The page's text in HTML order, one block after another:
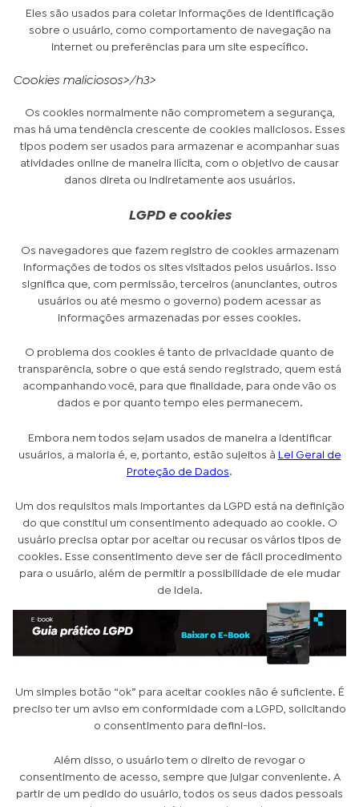
Eles são usados para coletar informações de identificação
sobre o usuário, como comportamento de navegação na
internet ou preferências para um site específico.
Cookies maliciosos>/h3>
Os cookies normalmente não comprometem a segurança,
mas há uma tendência crescente de cookies maliciosos. Esses
tipos podem ser usados para armazenar e acompanhar suas
atividades online de maneira ilícita, com o objetivo de causar
danos direta ou indiretamente aos usuários.
LGPD e cookies
Os navegadores que fazem registro de cookies armazenam
informações de todos os sites visitados pelos usuários. Isso
significa que, com permissão, terceiros (anunciantes, outros
usuários ou até mesmo o governo) podem acessar as
informações armazenadas por esses cookies.
O problema dos cookies é tanto de privacidade quanto de
transparência, sobre o que está sendo registrado, quem está
acompanhando você, para que finalidade, para onde vão os
dados e por quanto tempo eles permanecem.
Embora nem todos sejam usados de maneira a identificar
usuários, a maioria é, e, portanto, estão sujeitos à
Lei Geral de
Proteção de Dados.
Um dos requisitos mais importantes da LGPD está na definição
do que constitui um consentimento adequado ao cookie. O
usuário precisa optar por aceitar ou recusar os vários tipos de
cookies. Esse consentimento deve ser de fácil procedimento
para o usuário, além de permitir a possibilidade de ele mudar
de ideia.
Um simples botão “ok” para aceitar cookies não é suficiente. É
preciso ter um aviso em conformidade com a LGPD, solicitando
o consentimento para defini-los.
Além disso, o usuário tem o direito de revogar o
consentimento de acesso, sempre que julgar conveniente. A
partir de um pedido do usuário, todos os seus dados pessoais